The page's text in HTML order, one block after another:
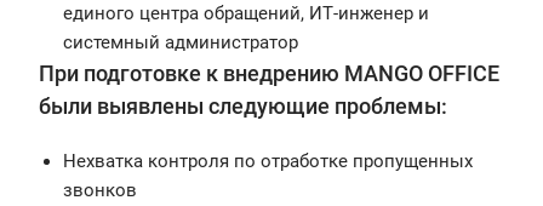
единого центра обращений, ИТ-инженер и
системный администратор
При подготовке к внедрению MANGO OFFICE
были выявлены следующие проблемы:
Нехватка контроля по отработке пропущенных
звонков